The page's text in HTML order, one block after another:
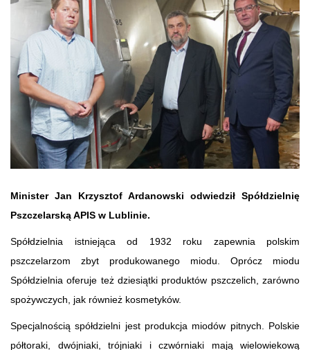
Minister Jan Krzysztof Ardanowski odwiedził Spółdzielnię
Pszczelarską APIS w Lublinie.
Spółdzielnia istniejąca od 1932 roku zapewnia polskim
pszczelarzom zbyt produkowanego miodu. Oprócz miodu
Spółdzielnia oferuje też dziesiątki produktów pszczelich, zarówno
spożywczych, jak również kosmetyków.
Specjalnością spółdzielni jest produkcja miodów pitnych. Polskie
półtoraki, dwójniaki, trójniaki i czwórniaki mają wielowiekową